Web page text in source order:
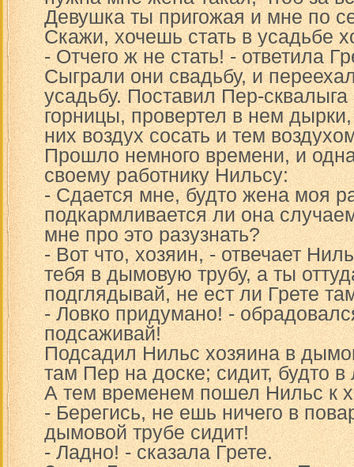
Девушка ты пригожая и мне по
Скажи, хочешь стать в усадьбе
- Отчего ж не стать! - ответила
Сыграли они свадьбу, и
усадьбу. Поставил Пер-
горницы, провертел в нем
них воздух сосать и тем
Прошло немного времени, и
своему работнику Нильсу:
- Сдается мне, будто жена моя
подкармливается ли она
мне про это разузнать?
- Вот что, хозяин, - отвечает
тебя в дымовую трубу, а ты
подглядывай, не ест ли Грете
- Ловко придумано! -
подсаживай!
Подсадил Нильс хозяина в
там Пер на доске; сидит, будто в
А тем временем пошел Нильс к
- Берегись, не ешь ничего в
дымовой трубе сидит!
- Ладно! - сказала Грете.